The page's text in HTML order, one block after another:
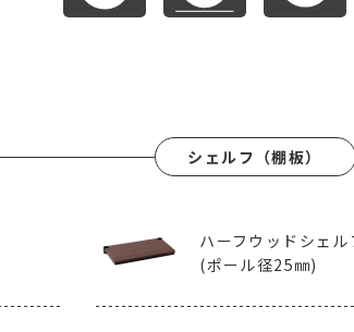
シェルフ（棚板）
ハーフウッドシェル
(ポール径25㎜)